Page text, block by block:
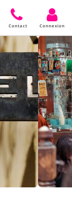
Contact Connexion